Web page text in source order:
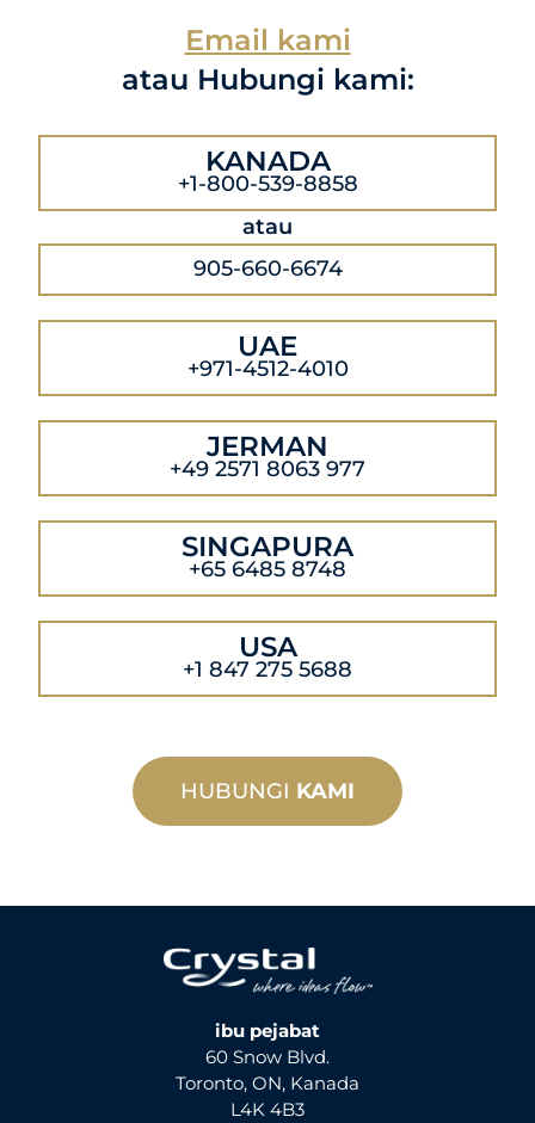
Email kami
atau Hubungi kami:
KANADA
+1-800-539-8858
atau
905-660-6674
UAE
+971-4512-4010
JERMAN
+49 2571 8063 977
SINGAPURA
+65 6485 8748
USA
+1 847 275 5688
HUBUNGI KAMI
ibu pejabat
60 Snow Blvd.
Toronto, ON, Kanada
L4K 4B3